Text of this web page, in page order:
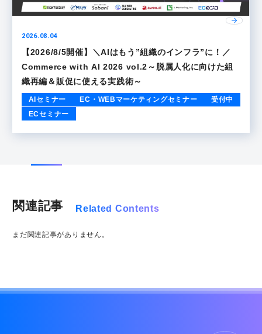
2026.08.04
【2026/8/5開催】＼AIはもう”組織のインフラ”に！／
Commerce with AI 2026 vol.2～脱属人化に向けた組
織再編＆販促に使える実践術～
AIセミナー EC・WEBマーケティングセミナー
受付中
ECセミナー
関連記事 Related Contents
まだ関連記事がありません。